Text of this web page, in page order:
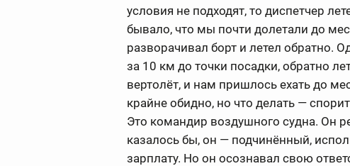
условия не подходят, то диспетчер
бывало, что мы почти долетали до
разворачивал борт и летел обратно.
за 10 км до точки посадки, обратно
вертолёт, и нам пришлось ехать до
крайне обидно, но что делать —
Это командир воздушного судна. Он
казалось бы, он — подчинённый,
зарплату. Но он осознавал свою